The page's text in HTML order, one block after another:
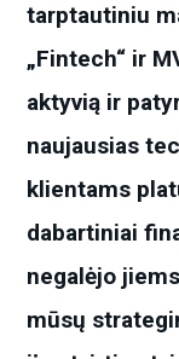
tarptautiniu
„Fintech“ ir
aktyvią ir
naujausias
klientams
dabartiniai
negalėjo
mūsų